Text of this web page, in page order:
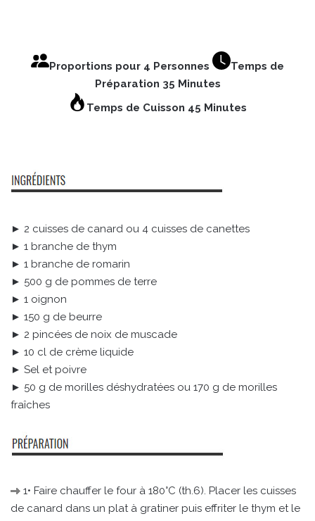
Proportions pour 4 Personnes
Temps de
Préparation 35 Minutes
Temps de Cuisson 45 Minutes
► 2 cuisses de canard ou 4 cuisses de canettes
► 1 branche de thym
► 1 branche de romarin
► 500 g de pommes de terre
► 1 oignon
► 150 g de beurre
► 2 pincées de noix de muscade
► 10 cl de crème liquide
► Sel et poivre
► 50 g de morilles déshydratées ou 170 g de morilles
fraîches
1• Faire chauffer le four à 180°C (th.6). Placer les cuisses
de canard dans un plat à gratiner puis effriter le thym et le